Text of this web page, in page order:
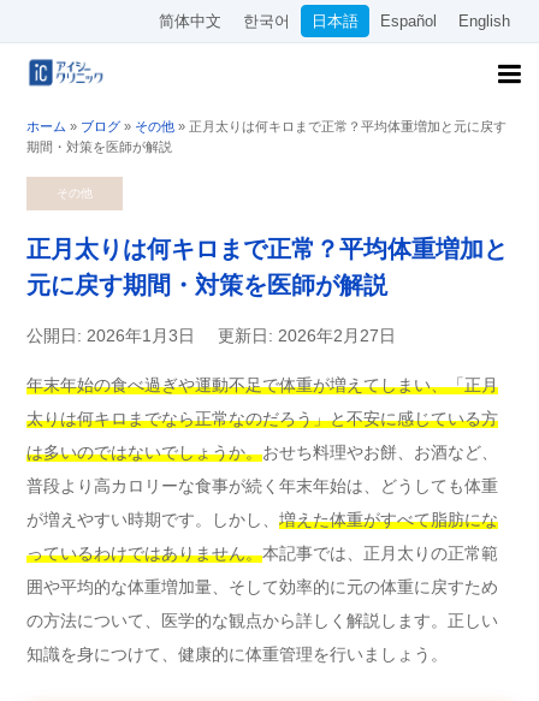
简体中文 한국어 日本語 Español English
ホーム » ブログ » その他 » 正月太りは何キロまで正常？平均体重増加と元に戻す
期間・対策を医師が解説
その他
正月太りは何キロまで正常？平均体重増加と
元に戻す期間・対策を医師が解説
公開日: 2026年1月3日 更新日: 2026年2月27日
年末年始の食べ過ぎや運動不足で体重が増えてしまい、「正月
太りは何キロまでなら正常なのだろう」と不安に感じている方
は多いのではないでしょうか。おせち料理やお餅、お酒など、
普段より高カロリーな食事が続く年末年始は、どうしても体重
が増えやすい時期です。しかし、 増えた体重がすべて脂肪にな
っているわけではありません。本記事では、正月太りの正常範
囲や平均的な体重増加量、そして効率的に元の体重に戻すため
の方法について、医学的な観点から詳しく解説します。正しい
知識を身につけて、健康的に体重管理を行いましょう。